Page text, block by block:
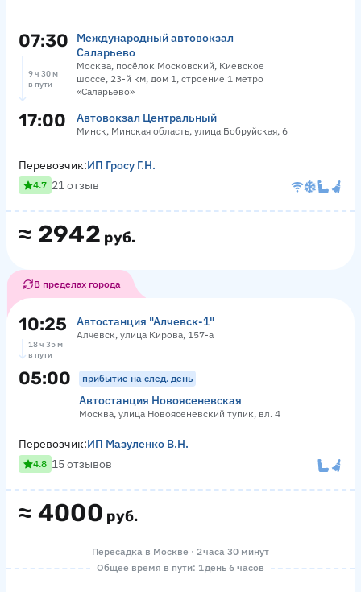
07:30
Международный автовокзал
Саларьево
Москва, посёлок Московский, Киевское
шоссе, 23-й км, дом 1, строение 1 метро
«Саларьево»
9 ч 30 м
в пути
17:00 Автовокзал Центральный
Минск, Минская область, улица Бобруйская, 6
≈ 2942 руб.
Перевозчик:ИП Гросу Г.Н.
4.7 21 отзыв
В пределах города
10:25 Автостанция "Алчевск-1"
Алчевск, улица Кирова, 157-а
18 ч 35 м
в пути
05:00 прибытие на след. день
Автостанция Новоясеневская
Москва, улица Новоясеневский тупик, вл. 4
≈ 4000 руб.
Перевозчик:ИП Мазуленко В.Н.
4.8 15 отзывов
Пересадка в Москве · 2 часа 30 минут
Общее время в пути: 1 день 6 часов